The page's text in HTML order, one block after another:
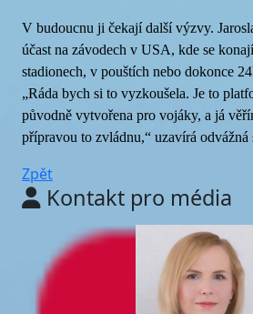
V budoucnu ji čekají další výzvy.
účast na závodech v USA, kde se
stadionech, v pouštích nebo dokonce
„Ráda bych si to vyzkoušela. Je to
původně vytvořena pro vojáky, a já
přípravou to zvládnu,“ uzavírá odvážná
Zpět
Kontakt pro média